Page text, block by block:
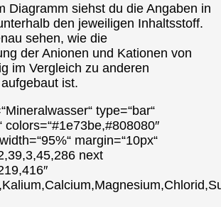
Diagramm siehst du die Angaben in
den jeweiligen Inhaltsstoff.
sehen, wie die
der Anionen und Kationen von
im Vergleich zu anderen
ist.
type=“bar“
colors=“#1e73be,#808080″
margin=“10px“
next